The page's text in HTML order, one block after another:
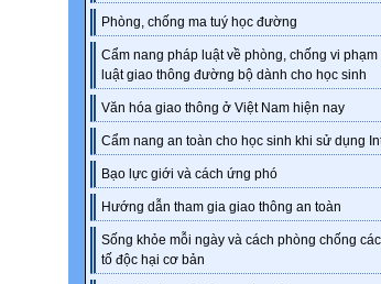
Phòng, chống ma tuý học đường
Cẩm nang pháp luật về phòng, chống vi phạm
luật giao thông đường bộ dành cho học sinh
Văn hóa giao thông ở Việt Nam hiện nay
Cẩm nang an toàn cho học sinh khi sử dụng
Bạo lực giới và cách ứng phó
Hướng dẫn tham gia giao thông an toàn
Sống khỏe mỗi ngày và cách phòng chống
tố độc hại cơ bản